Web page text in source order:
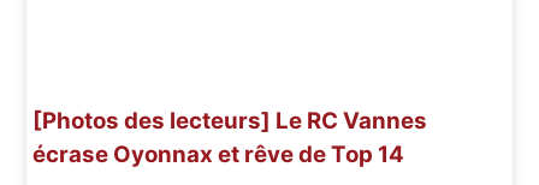
[Photos des lecteurs] Le RC Vannes
écrase Oyonnax et rêve de Top 14